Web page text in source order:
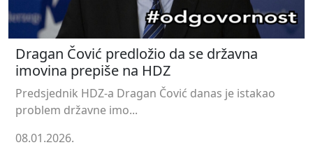
Dragan Čović predložio da se državna
imovina prepiše na HDZ
Predsjednik HDZ-a Dragan Čović danas je istakao
problem državne imo...
08.01.2026.